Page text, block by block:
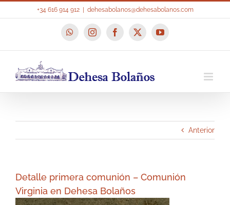
+34 616 914 912 dehesabolanos@dehesabolanos.com
WhatsAppInstagramFacebook
X YouTube
Anterior
Detalle primera comunión – Comunión
Virginia en Dehesa Bolaños